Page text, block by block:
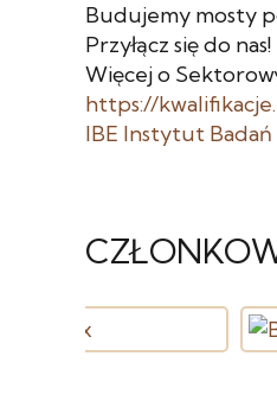
Budujemy mosty
Przyłącz się do nas!
Więcej o
https://
IBE Instytut